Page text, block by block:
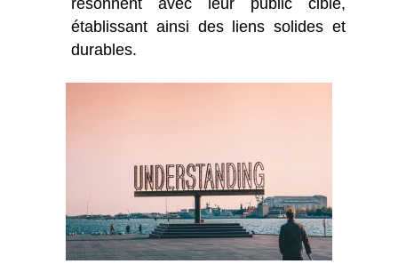
établissant ainsi des liens solides et
durables.